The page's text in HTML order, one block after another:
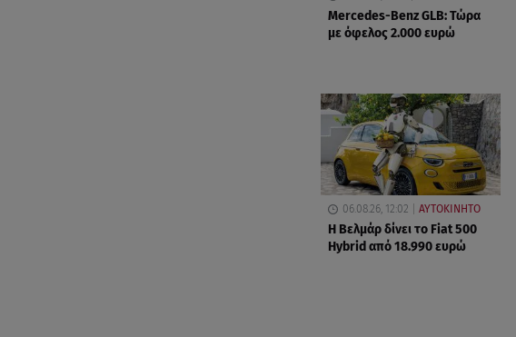
Mercedes-Benz GLB: Τώρα
με όφελος 2.000 ευρώ
06.08.26, 12:02 ΑΥΤΟΚΙΝΗΤΟ
Η Βελμάρ δίνει το Fiat 500
Hybrid από 18.990 ευρώ